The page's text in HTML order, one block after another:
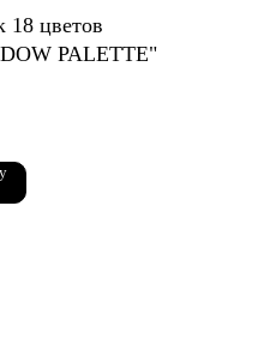
18 цветов
PALETTE"